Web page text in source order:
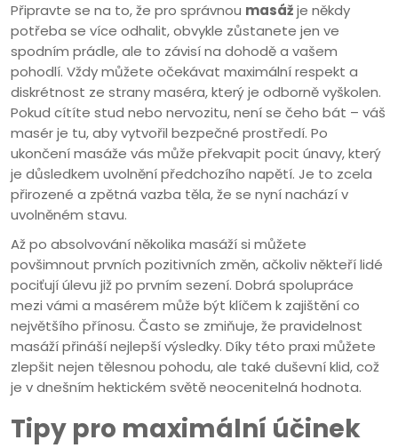
Připravte se na to, že pro správnou masážje někdy
potřeba se více odhalit, obvykle zůstanete jen ve
spodním prádle, ale to závisí na dohodě a vašem
pohodlí. Vždy můžete očekávat maximální respekt a
diskrétnost ze strany maséra, který je odborně vyškolen.
Pokud cítíte stud nebo nervozitu, není se čeho bát – váš
masér je tu, aby vytvořil bezpečné prostředí. Po
ukončení masáže vás může překvapit pocit únavy, který
je důsledkem uvolnění předchozího napětí. Je to zcela
přirozené a zpětná vazba těla, že se nyní nachází v
uvolněném stavu.
Až po absolvování několika masáží si můžete
povšimnout prvních pozitivních změn, ačkoliv někteří lidé
pociťují úlevu již po prvním sezení. Dobrá spolupráce
mezi vámi a masérem může být klíčem k zajištění co
největšího přínosu. Často se zmiňuje, že pravidelnost
masáží přináší nejlepší výsledky. Díky této praxi můžete
zlepšit nejen tělesnou pohodu, ale také duševní klid, což
je v dnešním hektickém světě neocenitelná hodnota.
Tipy pro maximální účinek